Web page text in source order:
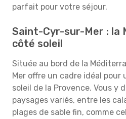
parfait pour votre séjour.
Saint-Cyr-sur-Mer : la
côté soleil
Située au bord de la
Mer offre un cadre idéal pour
soleil de la Provence. Vous y
paysages variés, entre les
plages de sable fin, comme